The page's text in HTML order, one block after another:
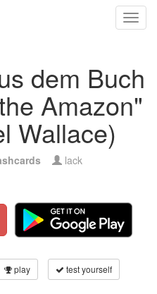
dem Buch
Amazon"
Wallace)
lack
play test yourself